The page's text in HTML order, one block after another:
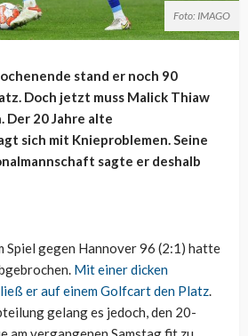
Foto: IMAGO
stand er noch 90
Doch jetzt muss Malick Thiaw
Der 20 Jahre alte
sich mit Knieproblemen. Seine
sagte er deshalb
Spiel gegen Hannover 96 (2:1) hatte
Mit einer dicken
er auf einem Golfcart den Platz.
gelang es jedoch, den 20-